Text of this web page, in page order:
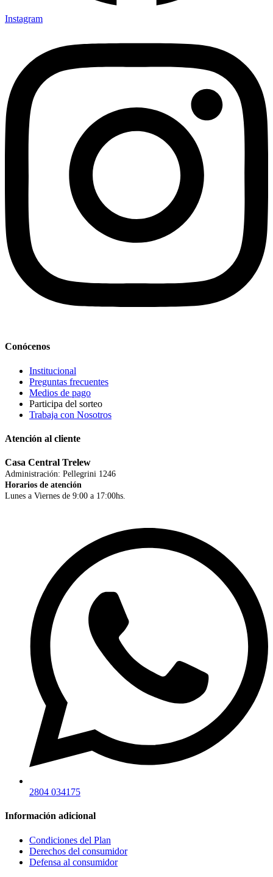
Instagram
Conócenos
Institucional
Preguntas frecuentes
Medios de pago
Participa del sorteo
Trabaja con Nosotros
Atención al cliente
Casa Central Trelew
Administración: Pellegrini 1246
Horarios de atención
Lunes a Viernes de 9:00 a 17:00hs.
2804 034175
Información adicional
Condiciones del Plan
Derechos del consumidor
Defensa al consumidor